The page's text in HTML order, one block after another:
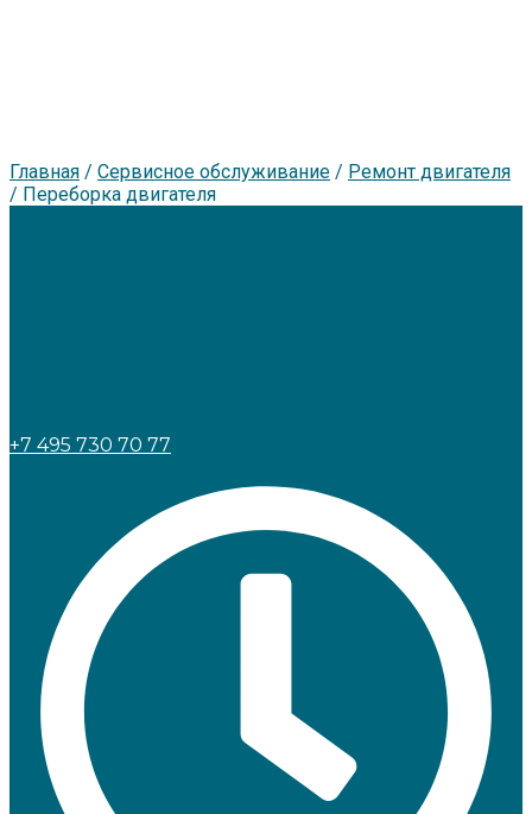
Главная / Сервисное обслуживание / Ремонт двигателя
/ Переборка двигателя
+7 495 730 70 77